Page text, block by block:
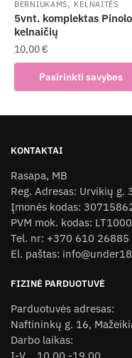
product
page
BERNIUKAMS, KELNAITĖS
5vnt. komplektas
kelnaičių
10,00€
Pasirinkti savybes
product
The
options
may
be
chosen
on
the
product
KONTAKTAI
Rasapa, MB
Reg. Adresas: Urvikių g.
Įmonės kodas:
PVM mok. kodas:
Tel. nr: +370 610 26885
El. paštas:
FIZINĖ PARDUOTUVĖ
Parduotuvės adresas:
Naftininkų g. 16,
Darbo laikas: